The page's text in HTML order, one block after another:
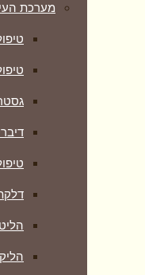
מערכת